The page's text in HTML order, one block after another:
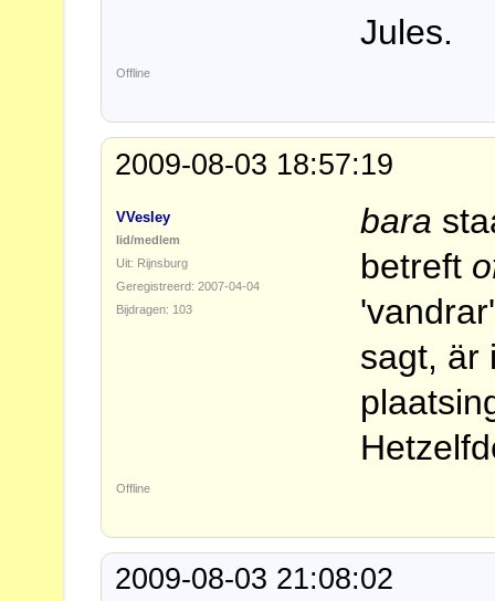
Jules.
Offline
2009-08-03 18:57:19
VVesley
lid/medlem
Uit: Rijnsburg
Geregistreerd: 2007-04-04
Bijdragen: 103
bara
betreft
sagt, är
Offline
2009-08-03 21:08:02